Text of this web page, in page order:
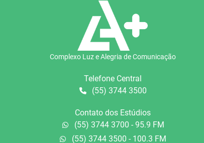
Complexo Luz e Alegria de Comunicação
Telefone Central
(55) 3744 3500
Contato dos Estúdios
(55) 3744 3700 - 95.9 FM
(55) 3744 3500 - 100.3 FM